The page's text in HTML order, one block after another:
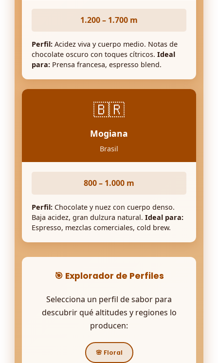
1.200 – 1.700 m
Perfil: Acidez viva y cuerpo medio. Notas de
chocolate oscuro con toques cítricos. Ideal
para: Prensa francesa, espresso blend.
🇧🇷
Mogiana
Brasil
800 – 1.000 m
Perfil: Chocolate y nuez con cuerpo denso.
Baja acidez, gran dulzura natural. Ideal para:
Espresso, mezclas comerciales, cold brew.
🎯 Explorador de Perfiles
Selecciona un perfil de sabor para
descubrir qué altitudes y regiones lo
producen:
🌸 Floral